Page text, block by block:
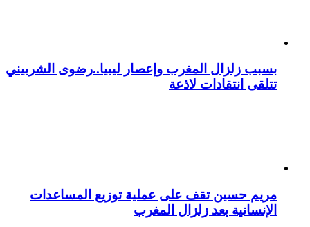
بسبب زلزال المغرب وإعصار ليبيا..رضوى الشربيني
تتلقى انتقادات لاذعة
مريم حسين تقف على عملية توزيع المساعدات
الإنسانية بعد زلزال المغرب